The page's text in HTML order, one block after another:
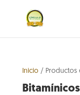
Inicio / Productos
Bitamínicos